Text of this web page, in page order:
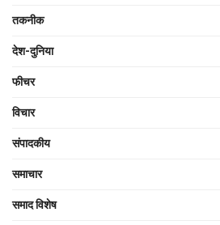
तकनीक
देश-दुनिया
फीचर
विचार
संपादकीय
समाचार
समाद विशेष